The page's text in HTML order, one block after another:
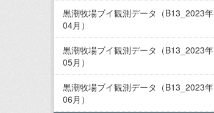
黒潮牧場ブイ観測データ（B13_2023年
04月）
黒潮牧場ブイ観測データ（B13_2023年
05月）
黒潮牧場ブイ観測データ（B13_2023年
06月）